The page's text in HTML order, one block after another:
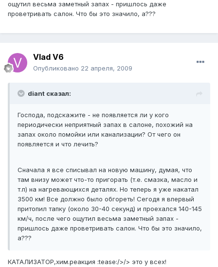
ощутил весьма заметный запах - пришлось даже
проветривать салон. Что бы это значило, а???
Vlad V6
Опубликовано 22 апреля, 2009
diant сказал:
Господа, подскажите - не появляется ли у кого
периодически неприятный запах в салоне, похожий на
запах около помойки или канализации? От чего он
появляется и что лечить?
Сначала я все списывал на новую машину, думая, что
там внизу может что-то пригорать (т.е. смазка, масло и
т.п) на нагревающихся деталях. Но теперь я уже накатал
3500 км! Все должно было обгореть! Сегодя я впервый
притопил тапку (около 30-40 секунд) и проехался 140-145
км/ч, после чего ощутил весьма заметный запах -
пришлось даже проветривать салон. Что бы это значило,
а???
КАТАЛИЗАТОР,хим.реакция :tease:/>/> это у всех!